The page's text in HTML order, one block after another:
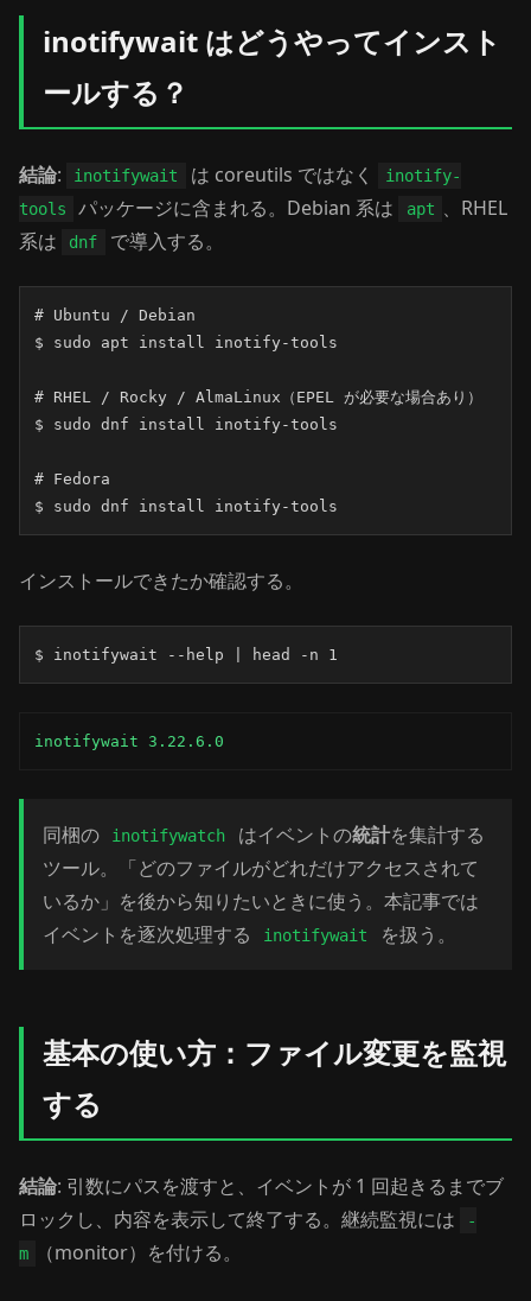
inotifywait はどうやってインスト
ールする？
結論: inotifywait は coreutils ではなく
inotify-
tools
パッケージに含まれる。Debian 系は apt 、RHEL
系は
dnf で導入する。
# Ubuntu / Debian
$ sudo apt install inotify-tools
# RHEL / Rocky / AlmaLinux（EPEL が必要な場合あり）
$ sudo dnf install inotify-tools
# Fedora
$ sudo dnf install inotify-tools
インストールできたか確認する。
$ inotifywait --help | head -n 1
inotifywait 3.22.6.0
同梱の inotifywatch はイベントの統計を集計する
ツール。「どのファイルがどれだけアクセスされて
いるか」を後から知りたいときに使う。本記事では
イベントを逐次処理する
inotifywait を扱う。
基本の使い方：ファイル変更を監視
する
結論: 引数にパスを渡すと、イベントが 1 回起きるまでブ
ロックし、内容を表示して終了する。継続監視には
-
m
（monitor）を付ける。